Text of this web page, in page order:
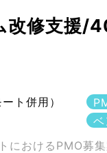
改修支援
ト併用）
におけるPMO募